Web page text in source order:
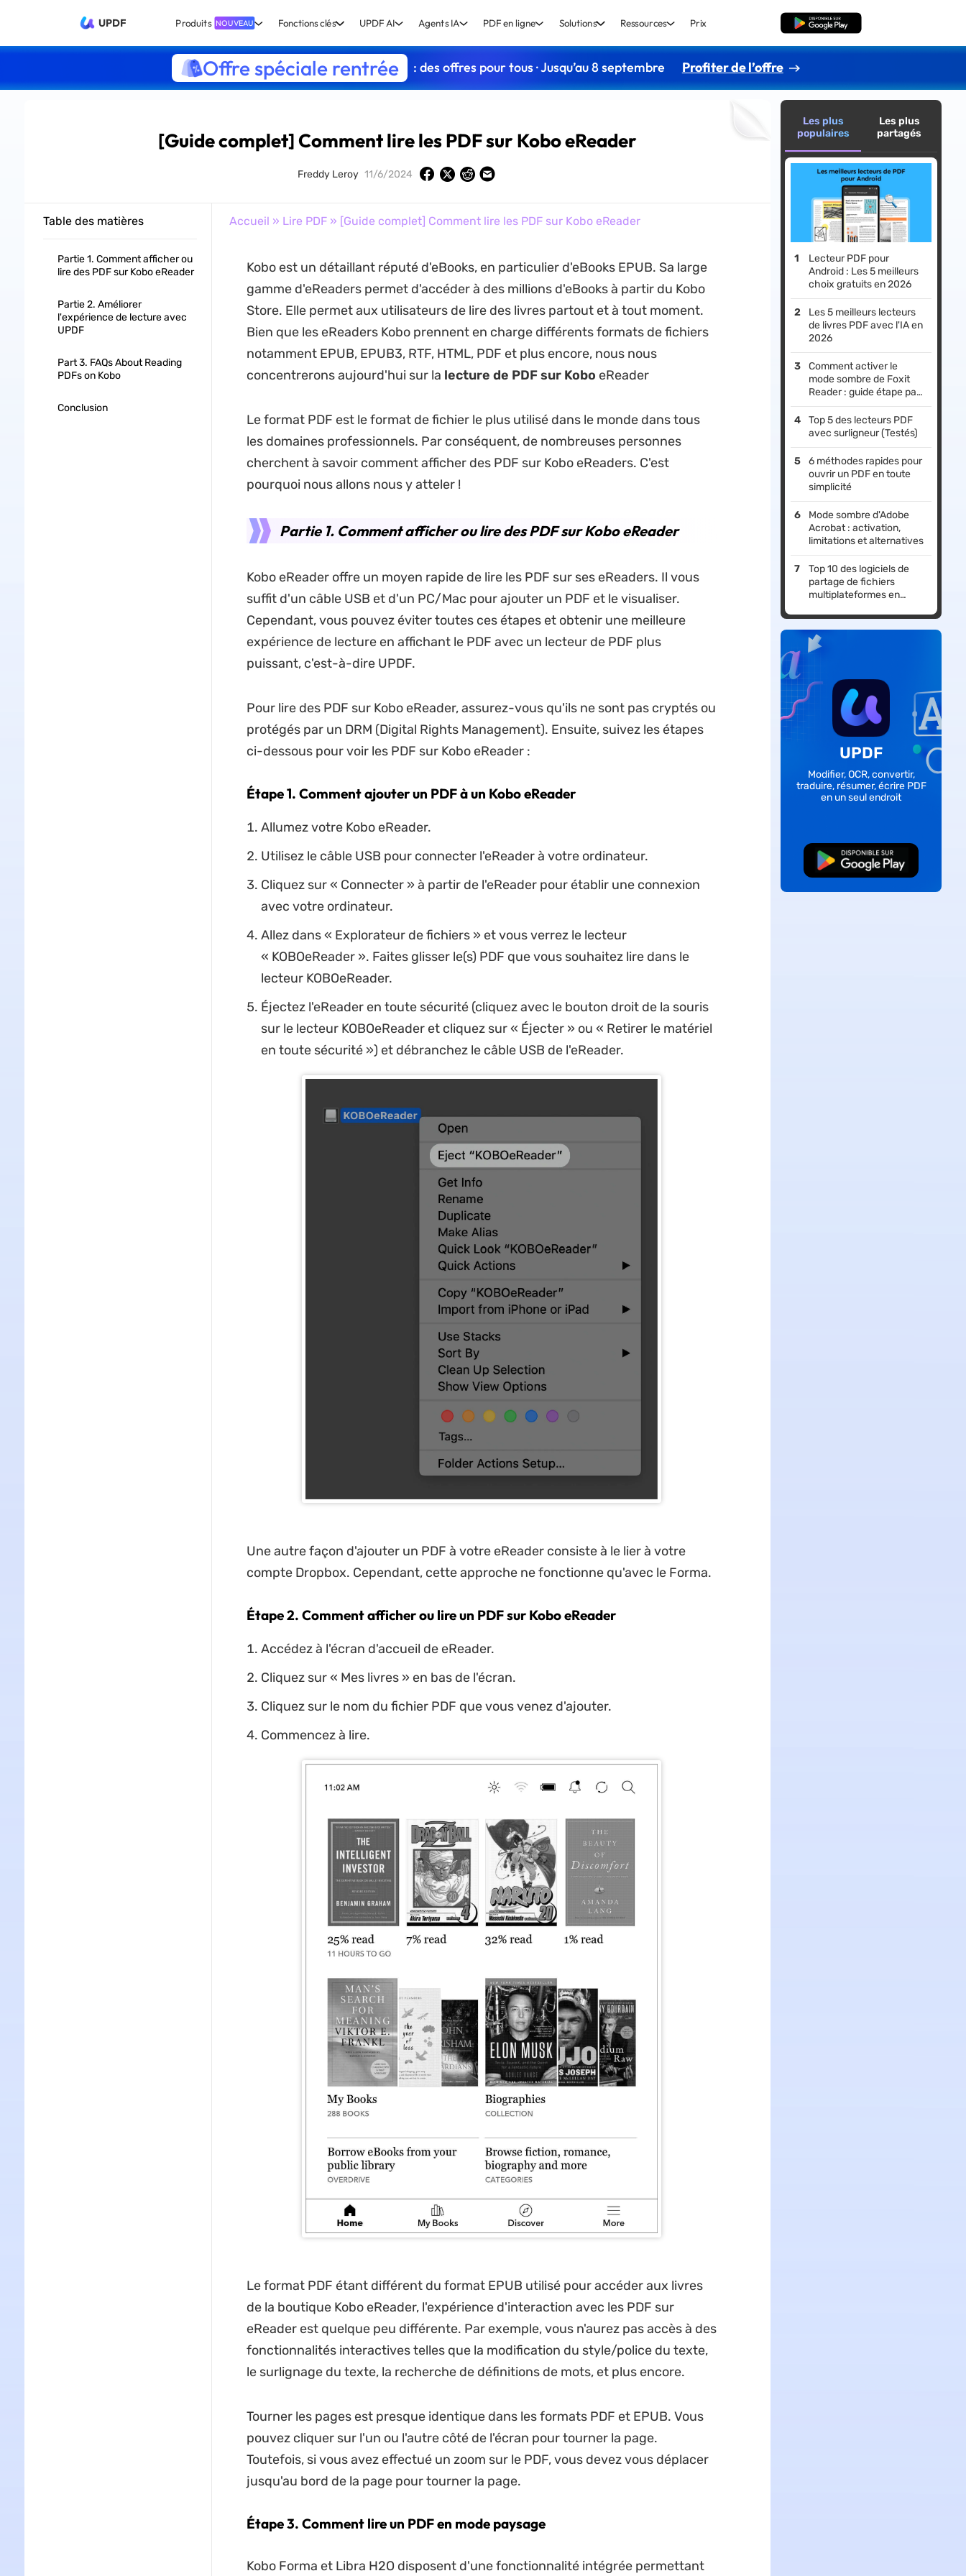
UPDF Produits NOUVEAU Fonctions clés UPDF AI Agents IA PDF en ligne Solutions Ressources Prix TÉLÉCHARGER
Offre spéciale rentrée : des offres pour tous · Jusqu’au 8 septembre Profiter de l’offre
[Guide complet] Comment lire les PDF sur Kobo eReader
Freddy Leroy 11/6/2024
Table des matières
Partie 1. Comment afficher ou
lire des PDF sur Kobo eReader
Partie 2. Améliorer
l'expérience de lecture avec
UPDF
Part 3. FAQs About Reading
PDFs on Kobo
Conclusion
Accueil » Lire PDF» [Guide complet] Comment lire les PDF sur Kobo eReader
Kobo est un détaillant réputé d'eBooks, en particulier d'eBooks EPUB. Sa large
gamme d'eReaders permet d'accéder à des millions d'eBooks à partir du Kobo
Store. Elle permet aux utilisateurs de lire des livres partout et à tout moment.
Bien que les eReaders Kobo prennent en charge différents formats de fichiers
notamment EPUB, EPUB3, RTF, HTML, PDF et plus encore, nous nous
concentrerons aujourd'hui sur la lecture de PDF sur Kobo eReader
Le format PDF est le format de fichier le plus utilisé dans le monde dans tous
les domaines professionnels. Par conséquent, de nombreuses personnes
cherchent à savoir comment afficher des PDF sur Kobo eReaders. C'est
pourquoi nous allons nous y atteler !
Partie 1. Comment afficher ou lire des PDF sur Kobo eReader
Kobo eReader offre un moyen rapide de lire les PDF sur ses eReaders. Il vous
suffit d'un câble USB et d'un PC/Mac pour ajouter un PDF et le visualiser.
Cependant, vous pouvez éviter toutes ces étapes et obtenir une meilleure
expérience de lecture en affichant le PDF avec un lecteur de PDF plus
puissant, c'est-à-dire UPDF.
Pour lire des PDF sur Kobo eReader, assurez-vous qu'ils ne sont pas cryptés ou
protégés par un DRM (Digital Rights Management). Ensuite, suivez les étapes
ci-dessous pour voir les PDF sur Kobo eReader :
Étape 1. Comment ajouter un PDF à un Kobo eReader
Allumez votre Kobo eReader.
Utilisez le câble USB pour connecter l'eReader à votre ordinateur.
Cliquez sur « Connecter » à partir de l'eReader pour établir une connexion
avec votre ordinateur.
Allez dans « Explorateur de fichiers » et vous verrez le lecteur
« KOBOeReader ». Faites glisser le(s) PDF que vous souhaitez lire dans le
lecteur KOBOeReader.
Éjectez l'eReader en toute sécurité (cliquez avec le bouton droit de la souris
sur le lecteur KOBOeReader et cliquez sur « Éjecter » ou « Retirer le matériel
en toute sécurité ») et débranchez le câble USB de l'eReader.
Une autre façon d'ajouter un PDF à votre eReader consiste à le lier à votre
compte Dropbox. Cependant, cette approche ne fonctionne qu'avec le Forma.
Étape 2. Comment afficher ou lire un PDF sur Kobo eReader
Accédez à l'écran d'accueil de eReader.
Cliquez sur « Mes livres » en bas de l'écran.
Cliquez sur le nom du fichier PDF que vous venez d'ajouter.
Commencez à lire.
Le format PDF étant différent du format EPUB utilisé pour accéder aux livres
de la boutique Kobo eReader, l'expérience d'interaction avec les PDF sur
eReader est quelque peu différente. Par exemple, vous n'aurez pas accès à des
fonctionnalités interactives telles que la modification du style/police du texte,
le surlignage du texte, la recherche de définitions de mots, et plus encore.
Tourner les pages est presque identique dans les formats PDF et EPUB. Vous
pouvez cliquer sur l'un ou l'autre côté de l'écran pour tourner la page.
Toutefois, si vous avez effectué un zoom sur le PDF, vous devez vous déplacer
jusqu'au bord de la page pour tourner la page.
Étape 3. Comment lire un PDF en mode paysage
Kobo Forma et Libra H2O disposent d'une fonctionnalité intégrée permettant
Les plus
populaires
Les plus
partagés
Lecteur PDF pour
Android : Les 5 meilleurs
choix gratuits en 2026
Les 5 meilleurs lecteurs
de livres PDF avec l'IA en
2026
Comment activer le
mode sombre de Foxit
Reader : guide étape par
étape
Top 5 des lecteurs PDF
avec surligneur (Testés)
6 méthodes rapides pour
ouvrir un PDF en toute
simplicité
Mode sombre d'Adobe
Acrobat : activation,
limitations et alternatives
Top 10 des logiciels de
partage de fichiers
multiplateformes en
UPDF
Modifier, OCR, convertir,
traduire, résumer, écrire PDF
en un seul endroit
TÉLÉCHARGER